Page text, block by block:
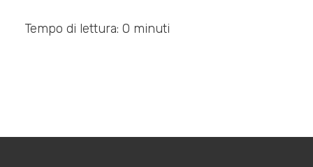
Tempo di lettura: 0 minuti